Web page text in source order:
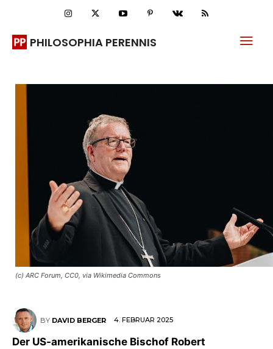
PHILOSOPHIA PERENNIS
(c) ARC Forum, CC0, via Wikimedia Commons
BY DAVID BERGER 4. FEBRUAR 2025
Der US-amerikanische Bischof Robert